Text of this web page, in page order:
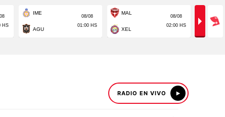
RADIO EN VIVO